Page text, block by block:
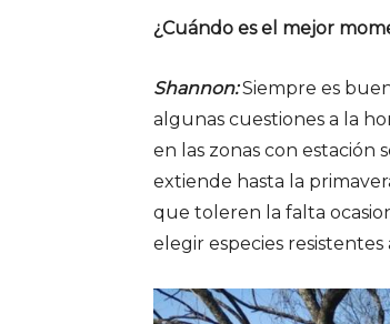
¿Cuándo es el mejor
Shannon:Siempre es
algunas cuestiones a la
en las zonas con estación
extiende hasta la
que toleren la falta
elegir especies resistentes